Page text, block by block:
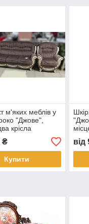
м'яких меблів у
"Джове",
крісла
₴
Купити
від